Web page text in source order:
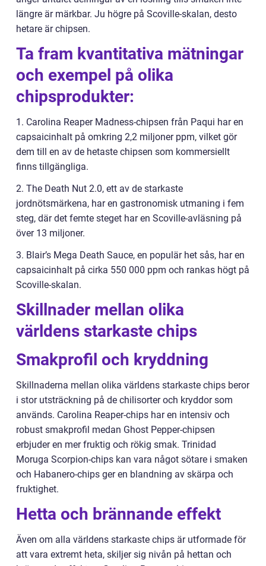
längre är märkbar. Ju högre på Scoville-skalan, desto
hetare är chipsen.
Ta fram kvantitativa mätningar
och exempel på olika
chipsprodukter:
1. Carolina Reaper Madness-chipsen från Paqui har en
capsaicinhalt på omkring 2,2 miljoner ppm, vilket gör
dem till en av de hetaste chipsen som kommersiellt
finns tillgängliga.
2. The Death Nut 2.0, ett av de starkaste
jordnötsmärkena, har en gastronomisk utmaning i fem
steg, där det femte steget har en Scoville-avläsning på
över 13 miljoner.
3. Blair’s Mega Death Sauce, en populär het sås, har en
capsaicinhalt på cirka 550 000 ppm och rankas högt på
Scoville-skalan.
Skillnader mellan olika
världens starkaste chips
Smakprofil och kryddning
Skillnaderna mellan olika världens starkaste chips beror
i stor utsträckning på de chilisorter och kryddor som
används. Carolina Reaper-chips har en intensiv och
robust smakprofil medan Ghost Pepper-chipsen
erbjuder en mer fruktig och rökig smak. Trinidad
Moruga Scorpion-chips kan vara något sötare i smaken
och Habanero-chips ger en blandning av skärpa och
fruktighet.
Hetta och brännande effekt
Även om alla världens starkaste chips är utformade för
att vara extremt heta, skiljer sig nivån på hettan och